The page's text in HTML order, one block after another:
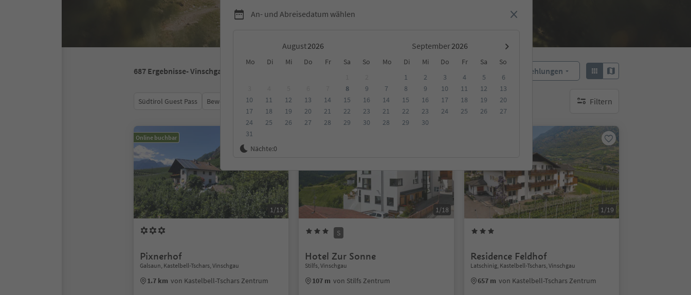
An- und Abreisedatum wählen
August September
Mo Di Mi Do Fr Sa So Mo Di Mi Do Fr Sa
So
8
9
10
11 12 13 14 15
16
17
18 19 20 21 22
23
24
25 26 27 28 29
30
31
1 2 3 4 5
6
7
8 9 10 11 12
13
14
15 16 17 18 19
20
21
22 23 24 25 26
27
28
29 30
Nächte:0
687 Ergebnisse- Vinschgau Empfehlungen
Südtirol Guest Pass Bewertungen Kategorie Verpflegungsart Nachhaltige Unterkunft Filtern
keine aktiven Filte
Online buchbar
1/13
Pixnerhof
Galsaun, Kastelbell-Tschars, Vinschgau
1.7 km von Kastelbell-Tschars Zentrum
1/18
S
Hotel Zur Sonne
Stilfs, Vinschgau
107 m von Stilfs Zentrum
1/19
Residence Feldhof
Latschinig, Kastelbell-Tschars, Vinschgau
657 m von Kastelbell-Tschars Zentrum